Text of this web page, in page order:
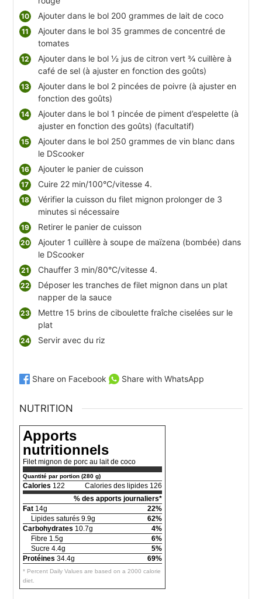
Ajouter dans le bol 200 grammes de lait de coco
Ajouter dans le bol 35 grammes de concentré de
tomates
Ajouter dans le bol ½ jus de citron vert ¾ cuillère à
café de sel (à ajuster en fonction des goûts)
Ajouter dans le bol 2 pincées de poivre (à ajuster en
fonction des goûts)
Ajouter dans le bol 1 pincée de piment d’espelette (à
ajuster en fonction des goûts) (facultatif)
Ajouter dans le bol 250 grammes de vin blanc dans
le DScooker
Ajouter le panier de cuisson
Cuire 22 min/100°C/vitesse 4.
Vérifier la cuisson du filet mignon prolonger de 3
minutes si nécessaire
Retirer le panier de cuisson
Ajouter 1 cuillère à soupe de maïzena (bombée) dans
le DScooker
Chauffer 3 min/80°C/vitesse 4.
Déposer les tranches de filet mignon dans un plat
napper de la sauce
Mettre 15 brins de ciboulette fraîche ciselées sur le
plat
Servir avec du riz
Share on Facebook Share with WhatsApp
NUTRITION
Apports
nutritionnels
Filet mignon de porc au lait de coco
Quantité par portion (280 g)
Calories 122
Calories des lipides 126
% des apports journaliers*
Fat14g
22%
Lipides saturés 9.9g
62%
Carbohydrates 10.7g
4%
Fibre 1.5g
6%
Sucre 4.4g
5%
Protéines 34.4g 69%
* Percent Daily Values are based on a 2000 calorie
diet.